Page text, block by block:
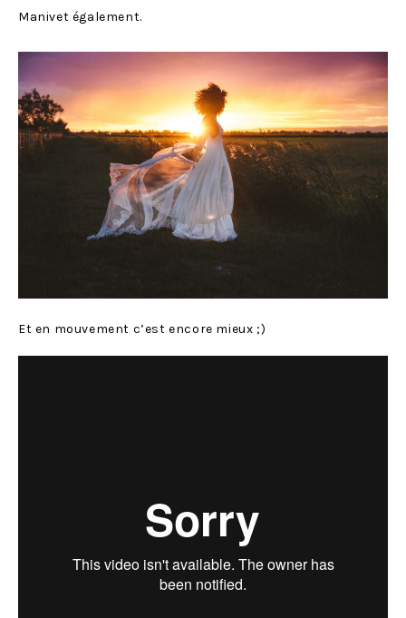
Manivet également.
Et en mouvement c’est encore mieux ;)